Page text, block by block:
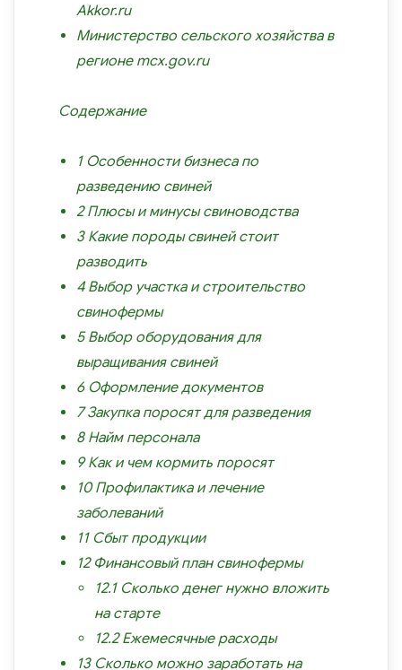
Akkor.ru
Министерство сельского хозяйства в
регионе mcx.gov.ru
Содержание
1Особенности бизнеса по
разведению свиней
2Плюсы и минусы свиноводства
3Какие породы свиней стоит
разводить
4Выбор участка и строительство
свинофермы
5Выбор оборудования для
выращивания свиней
6Оформление документов
7Закупка поросят для разведения
8Найм персонала
9Как и чем кормить поросят
10Профилактика и лечение
заболеваний
11Сбыт продукции
12Финансовый план свинофермы
12.1Сколько денег нужно вложить
на старте
12.2Ежемесячные расходы
13Сколько можно заработать на